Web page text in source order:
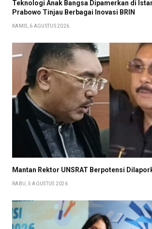
Teknologi Anak Bangsa Dipamerkan di
Prabowo Tinjau Berbagai Inovasi BRIN
KAMIS, 6 AGUSTUS 2026
Mantan Rektor UNSRAT Berpotensi
RABU, 5 AGUSTUS 2026